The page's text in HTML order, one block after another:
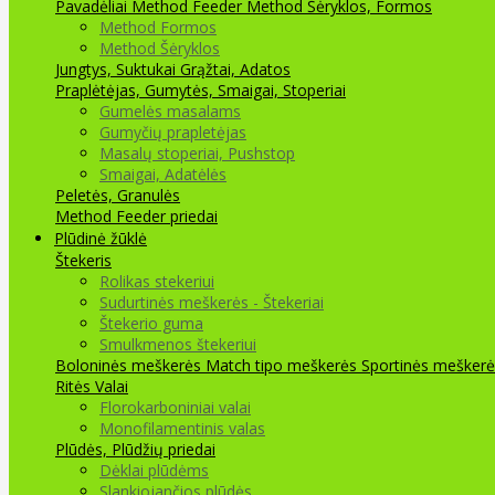
Pavadėliai Method Feeder Method Šėryklos, Formos
Method Formos
Method Šėryklos
Jungtys, Suktukai Grąžtai, Adatos
Praplėtėjas, Gumytės, Smaigai, Stoperiai
Gumelės masalams
Gumyčių prapletėjas
Masalų stoperiai, Pushstop
Smaigai, Adatėlės
Peletės, Granulės
Method Feeder priedai
Plūdinė žūklė
Štekeris
Rolikas stekeriui
Sudurtinės meškerės - Štekeriai
Štekerio guma
Smulkmenos štekeriui
Boloninės meškerės Match tipo meškerės Sportinės
Ritės Valai
Florokarboniniai valai
Monofilamentinis valas
Plūdės, Plūdžių priedai
Dėklai plūdėms
Slankiojančios plūdės